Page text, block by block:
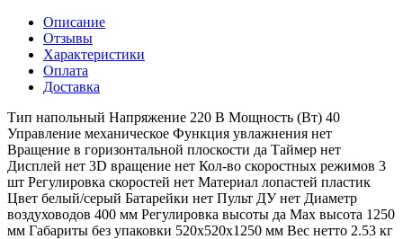
Описание
Отзывы
Характеристики
Оплата
Доставка
Тип напольный Напряжение 220 В Мощность (Вт) 40
Управление механическое Функция увлажнения нет
Вращение в горизонтальной плоскости да Таймер нет
Дисплей нет 3D вращение нет Кол-во скоростных режимов 3
шт Регулировка скоростей нет Материал лопастей пластик
Цвет белый/серый Батарейки нет Пульт ДУ нет Диаметр
воздуховодов 400 мм Регулировка высоты да Max высота 1250
мм Габариты без упаковки 520х520х1250 мм Вес нетто 2.53 кг